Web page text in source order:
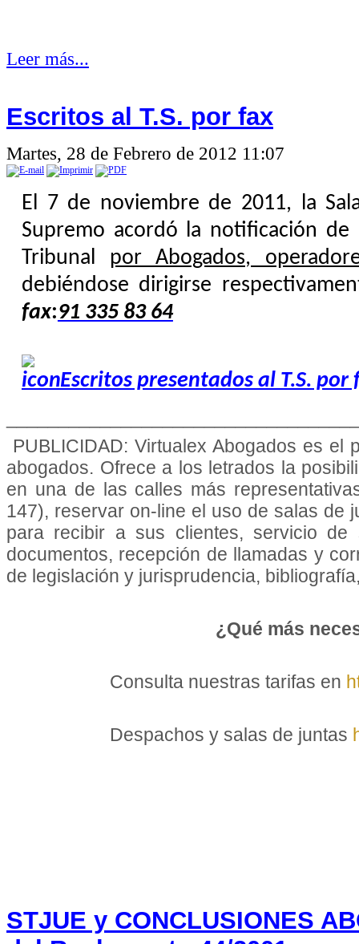
Leer más...
Escritos al T.S. por fax
Martes, 28 de Febrero de 2012 11:07
El 7 de noviembre de 2011, la
Supremo acordó la notificación
Tribunal por Abogados,
debiéndose dirigirse
fax:91 335 83 64
Escritos presentados al T.S. por
PUBLICIDAD: Virtualex Abogados es el
abogados. Ofrece a los letrados la
en una de las calles más
147), reservar on-line el uso de salas de
para recibir a sus clientes, servicio de
documentos, recepción de llamadas y
de legislación y jurisprudencia,
¿Qué más
Consulta nuestras tarifas en
Despachos y salas de juntas
STJUE y CONCLUSIONES